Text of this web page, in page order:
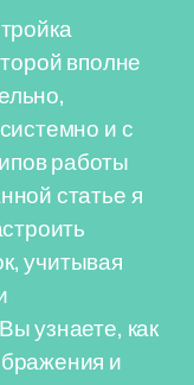
вполне
и с
работы
статье я
учитывая
узнаете, как
и